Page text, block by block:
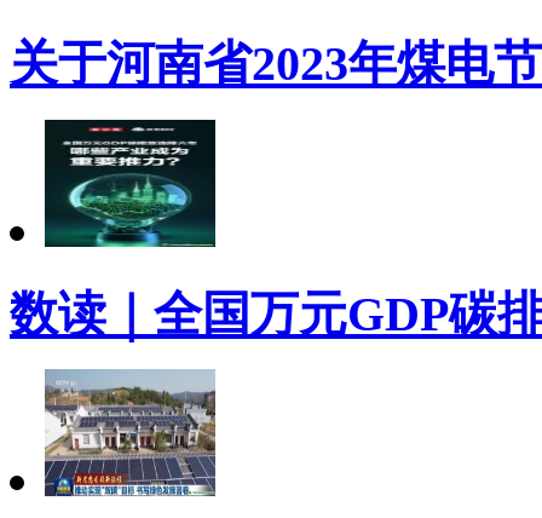
关于河南省2023年煤电
数读｜全国万元GDP碳